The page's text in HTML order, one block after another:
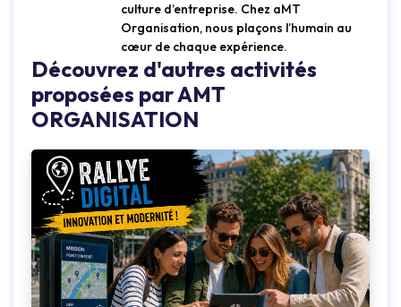
culture d’entreprise. Chez aMT
Organisation, nous plaçons l’humain au
cœur de chaque expérience.
Découvrez d'autres activités
proposées par AMT
ORGANISATION
Loading...